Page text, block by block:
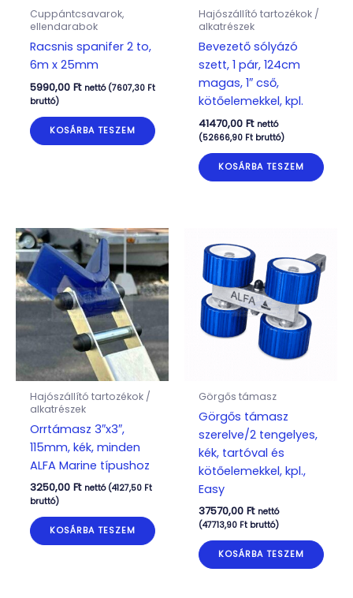
Cuppántcsavarok,
ellendarabok
Racsnis spanifer 2 to,
6m x 25mm
5990,00 Ft nettó (7607,30 Ft
bruttó)
KOSÁRBA TESZEM
Hajószállító tartozékok /
alkatrészek
Bevezető sólyázó
szett, 1 pár, 124cm
magas, 1″ cső,
kötőelemekkel, kpl.
41470,00 Ft nettó
(52666,90 Ftbruttó)
KOSÁRBA TESZEM
Hajószállító tartozékok /
alkatrészek
Orrtámasz 3″x3″,
115mm, kék, minden
ALFA Marine típushoz
3250,00 Ft nettó (4127,50 Ft
bruttó)
KOSÁRBA TESZEM
Görgős támasz
Görgős támasz
szerelve/2 tengelyes,
kék, tartóval és
kötőelemekkel, kpl.,
Easy
37570,00 Ft nettó
(47713,90 Ftbruttó)
KOSÁRBA TESZEM